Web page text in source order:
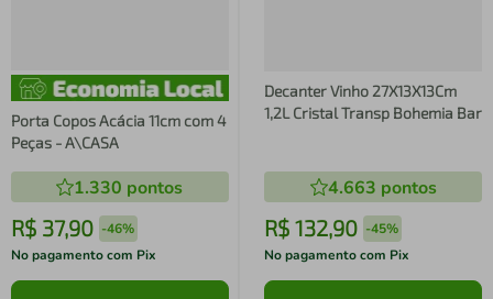
Porta Copos Acácia 11cm com 4
Peças - A\CASA
1.330 pontos
R$ 37,90 -46%
No pagamento com Pix
Decanter Vinho 27X13X13Cm
1,2L Cristal Transp Bohemia Bar
4.663 pontos
R$ 132,90 -45%
No pagamento com Pix